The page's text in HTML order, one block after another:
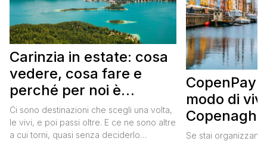
Carinzia in estate: cosa
vedere, cosa fare e
perché per noi è
diventata una
destinazione del cuore
Ci sono destinazioni che scegli una volta,
le vivi, e poi passi oltre. E ce ne sono altre
a cui torni, quasi senza deciderlo
CopenPay:
modo di
meglio e
Se stai